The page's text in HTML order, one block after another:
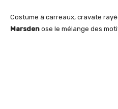
Costume à carreaux, cravate
Marsden ose le mélange des